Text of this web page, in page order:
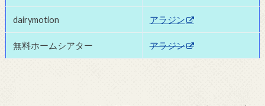
dairymotion アラジン
無料ホームシアター アラジン